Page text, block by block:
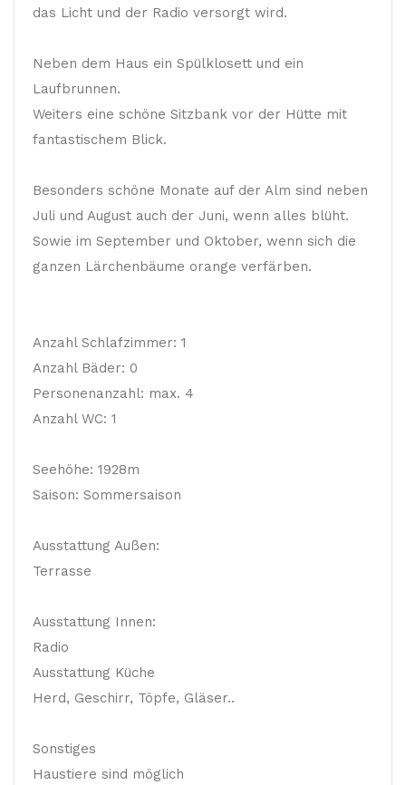
das Licht und der Radio versorgt wird.
Neben dem Haus ein Spülklosett und ein
Laufbrunnen.
Weiters eine schöne Sitzbank vor der Hütte mit
fantastischem Blick.
Besonders schöne Monate auf der Alm sind neben
Juli und August auch der Juni, wenn alles blüht.
Sowie im September und Oktober, wenn sich die
ganzen Lärchenbäume orange verfärben.
Anzahl Schlafzimmer: 1
Anzahl Bäder: 0
Personenanzahl: max. 4
Anzahl WC: 1
Seehöhe: 1928m
Saison: Sommersaison
Ausstattung Außen:
Terrasse
Ausstattung Innen:
Radio
Ausstattung Küche
Herd, Geschirr, Töpfe, Gläser..
Sonstiges
Haustiere sind möglich